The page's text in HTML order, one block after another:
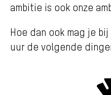
ambitie is ook onze
Hoe dan ook mag je
uur de volgende